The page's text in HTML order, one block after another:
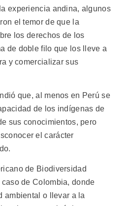
experiencia andina, algunos
el temor de que la
los derechos de los
de doble filo que los lleve a
y comercializar sus
que, al menos en Perú se
de los indígenas de
sus conocimientos, pero
el carácter
de Biodiversidad
de Colombia, donde
ambiental o llevar a la